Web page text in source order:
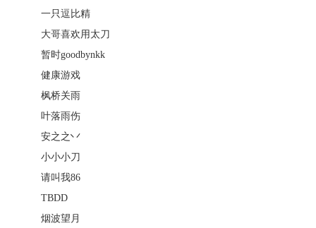
一只逗比精
大哥喜欢用太刀
暂时goodbynkk
健康游戏
枫桥关雨
叶落雨伤
安之之丷
小小小刀
请叫我86
TBDD
烟波望月